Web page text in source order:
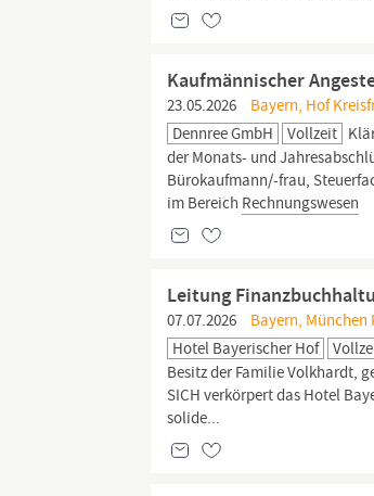
Kaufmännischer
23.05.2026
Bayern, Hof
Dennree GmbH
Vollzeit
der Monats- und
Bürokaufmann/-frau,
im Bereich Rechnungswesen
Leitung
07.07.2026
Bayern, München
Hotel Bayerischer Hof
Besitz der Familie Volkhardt,
SICH verkörpert das Hotel
solide...